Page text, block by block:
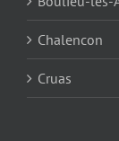
Chalencon
Cruas